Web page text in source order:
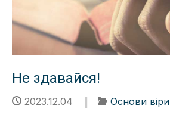
Не здавайся!
2023.12.04
Основи віри